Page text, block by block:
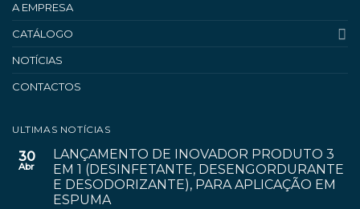
A EMPRESA
CATÁLOGO
NOTÍCIAS
CONTACTOS
ULTIMAS NOTÍCIAS
30
Abr
LANÇAMENTO DE INOVADOR PRODUTO 3
EM 1 (DESINFETANTE, DESENGORDURANTE
E DESODORIZANTE), PARA APLICAÇÃO EM
ESPUMA